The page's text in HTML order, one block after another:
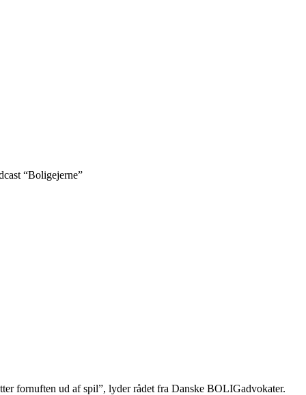
“Boligejerne”
fornuften ud af spil”, lyder rådet fra Danske BOLIGadvokater.